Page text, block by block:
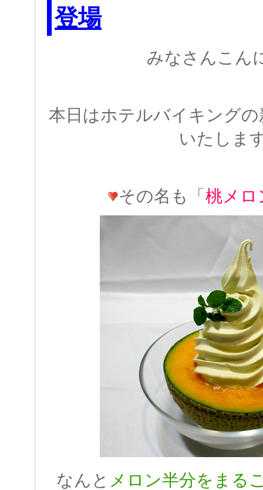
登場
みなさんこん
本日はホテルバイキング
いたしま
その名も「桃メロ
なんと メロン半分をまる